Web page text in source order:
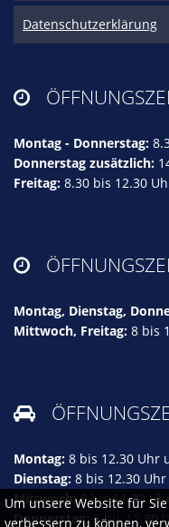
Datenschutzerklärung

Montag - Donnerstag:
Donnerstag zusätzlich:
Freitag: 8.30 bis 12.30

Montag, Dienstag,
Mittwoch, Freitag: 8 bis

Montag: 8 bis 12.30 Uhr
Dienstag: 8 bis 12.30 Uhr
Mittwoch:8 bis 11.30 Uhr
Donnerstag: 8 bis 12.30
Um unsere Website für
verbessern zu können,